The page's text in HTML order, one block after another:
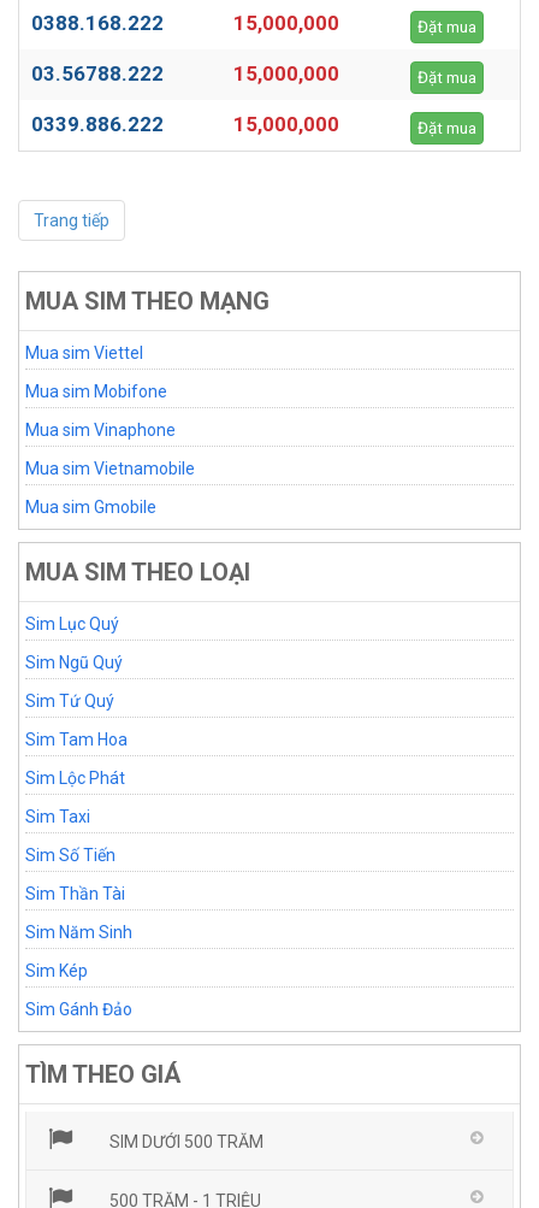
0388.168.222 15,000,000 Đặt mua
03.56788.222 15,000,000 Đặt mua
0339.886.222 15,000,000 Đặt mua
Trang tiếp
MUA SIM THEO MẠNG
Mua sim Viettel
Mua sim Mobifone
Mua sim Vinaphone
Mua sim Vietnamobile
Mua sim Gmobile
MUA SIM THEO LOẠI
Sim Lục Quý
Sim Ngũ Quý
Sim Tứ Quý
Sim Tam Hoa
Sim Lộc Phát
Sim Taxi
Sim Số Tiến
Sim Thần Tài
Sim Năm Sinh
Sim Kép
Sim Gánh Đảo
TÌM THEO GIÁ
SIM DƯỚI 500 TRĂM
500 TRĂM - 1 TRIỆU